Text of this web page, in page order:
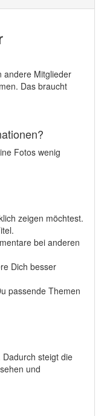
andere Mitglieder
Das braucht
Fotos wenig
zeigen möchtest.
bei anderen
Dich besser
passende Themen
steigt die
und